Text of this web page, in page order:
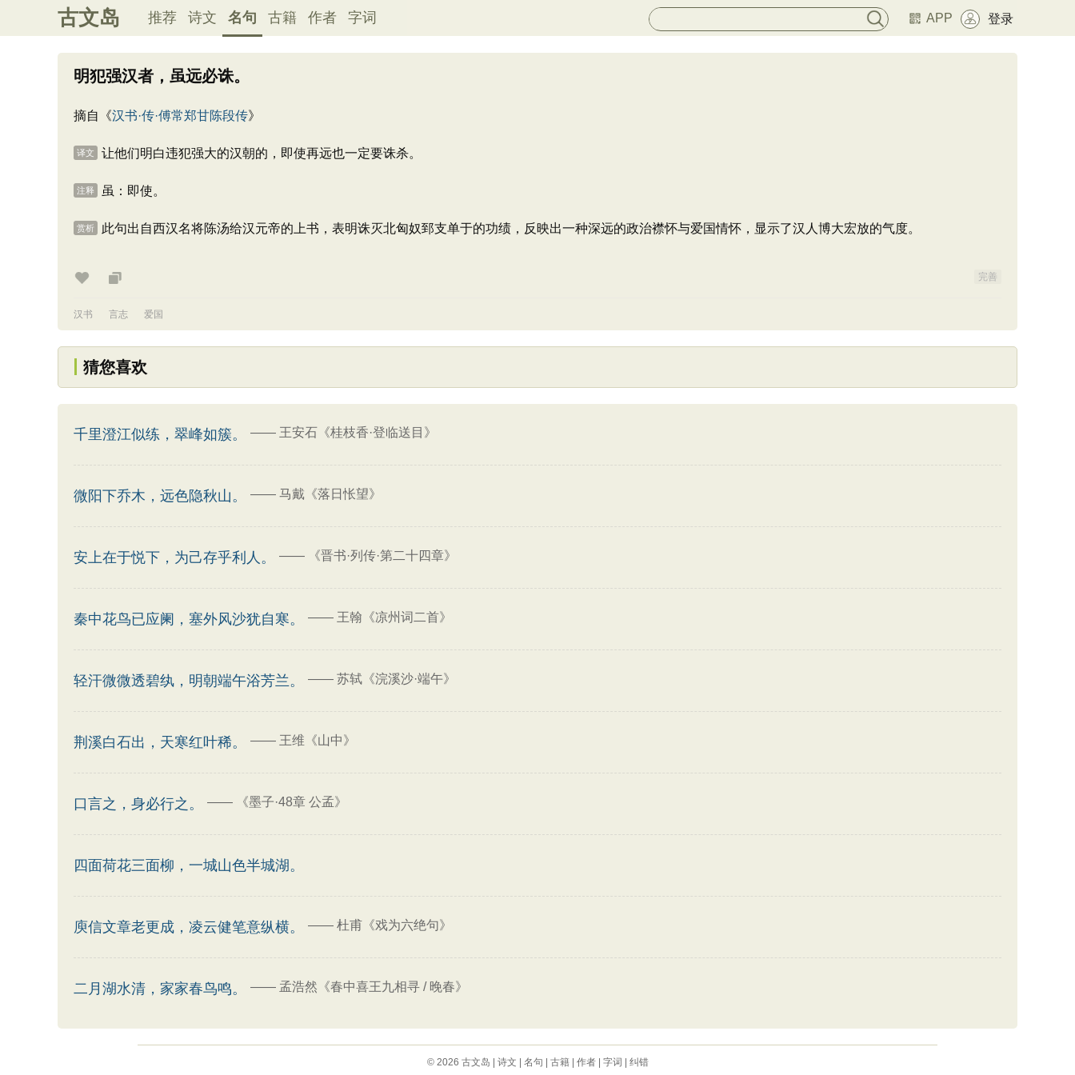
古文岛 推荐 诗文 名句 古籍 作者 字词 APP 登录
明犯强汉者，虽远必诛。
摘自《汉书·传·傅常郑甘陈段传》
译文 让他们明白违犯强大的汉朝的，即使再远也一定要诛杀。
注释 虽：即使。
赏析 此句出自西汉名将陈汤给汉元帝的上书，表明诛灭北匈奴郅支单于的功绩，反映出一种深远的政治襟怀与爱国情怀，显示了汉人博大宏放的气度。
完善
汉书 言志 爱国
猜您喜欢
千里澄江似练，翠峰如簇。 —— 王安石《桂枝香·登临送目》
微阳下乔木，远色隐秋山。 —— 马戴《落日怅望》
安上在于悦下，为己存乎利人。 —— 《晋书·列传·第二十四章》
秦中花鸟已应阑，塞外风沙犹自寒。 —— 王翰《凉州词二首》
轻汗微微透碧纨，明朝端午浴芳兰。 —— 苏轼《浣溪沙·端午》
荆溪白石出，天寒红叶稀。 —— 王维《山中》
口言之，身必行之。 —— 《墨子·48章 公孟》
四面荷花三面柳，一城山色半城湖。
庾信文章老更成，凌云健笔意纵横。 —— 杜甫《戏为六绝句》
二月湖水清，家家春鸟鸣。 —— 孟浩然《春中喜王九相寻 / 晚春》
© 2026 古文岛 诗文 名句 古籍| 作者| 字词 纠错